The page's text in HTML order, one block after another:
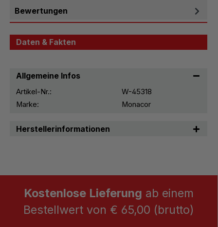
Bewertungen
Daten & Fakten
Allgemeine Infos
Artikel-Nr.:
W-45318
Marke:
Monacor
Herstellerinformationen
Kostenlose Lieferung ab einem
Bestellwert von € 65,00 (brutto)